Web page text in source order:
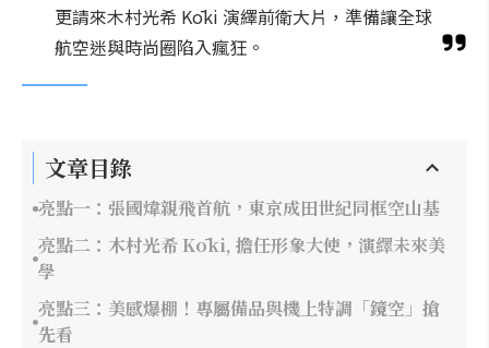
更請來木村光希 Kōki 演繹前衛大片，準備讓全球
航空迷與時尚圈陷入瘋狂。
文章目錄
亮點一：張國煒親飛首航，東京成田世紀同框空山基
亮點二：木村光希 Kōki, 擔任形象大使，演繹未來美
學
亮點三：美感爆棚！專屬備品與機上特調「鏡空」搶
先看